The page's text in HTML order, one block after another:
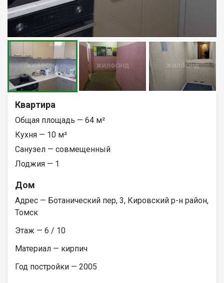
Квартира
Общая площадь — 64 м²
Кухня — 10 м²
Санузел — совмещенный
Лоджия — 1
Дом
Адрес — Ботанический пер, 3, Кировский р-н район,
Томск
Этаж — 6 / 10
Материал — кирпич
Год постройки — 2005